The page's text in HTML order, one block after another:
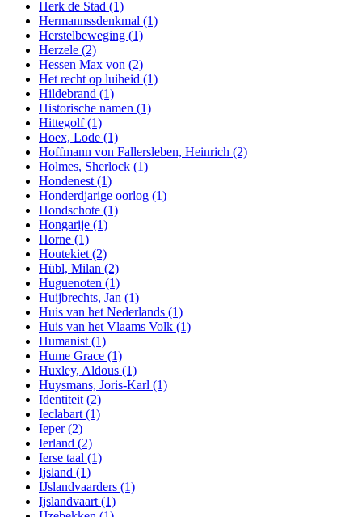
Herk de Stad (1)
Hermannssdenkmal (1)
Herstelbeweging (1)
Herzele (2)
Hessen Max von (2)
Het recht op luiheid (1)
Hildebrand (1)
Historische namen (1)
Hittegolf(1)
Hoex, Lode (1)
Hoffmann von Fallersleben, Heinrich (2)
Holmes, Sherlock (1)
Hondenest (1)
Honderdjarige oorlog (1)
Hondschote (1)
Hongarije (1)
Horne (1)
Houtekiet (2)
Hübl, Milan (2)
Huguenoten (1)
Huijbrechts, Jan (1)
Huis van het Nederlands (1)
Huis van het Vlaams Volk (1)
Humanist (1)
Hume Grace (1)
Huxley, Aldous (1)
Huysmans, Joris-Karl (1)
Identiteit (2)
Ieclabart (1)
Ieper(2)
Ierland (2)
Ierse taal (1)
Ijsland (1)
IJslandvaarders (1)
Ijslandvaart (1)